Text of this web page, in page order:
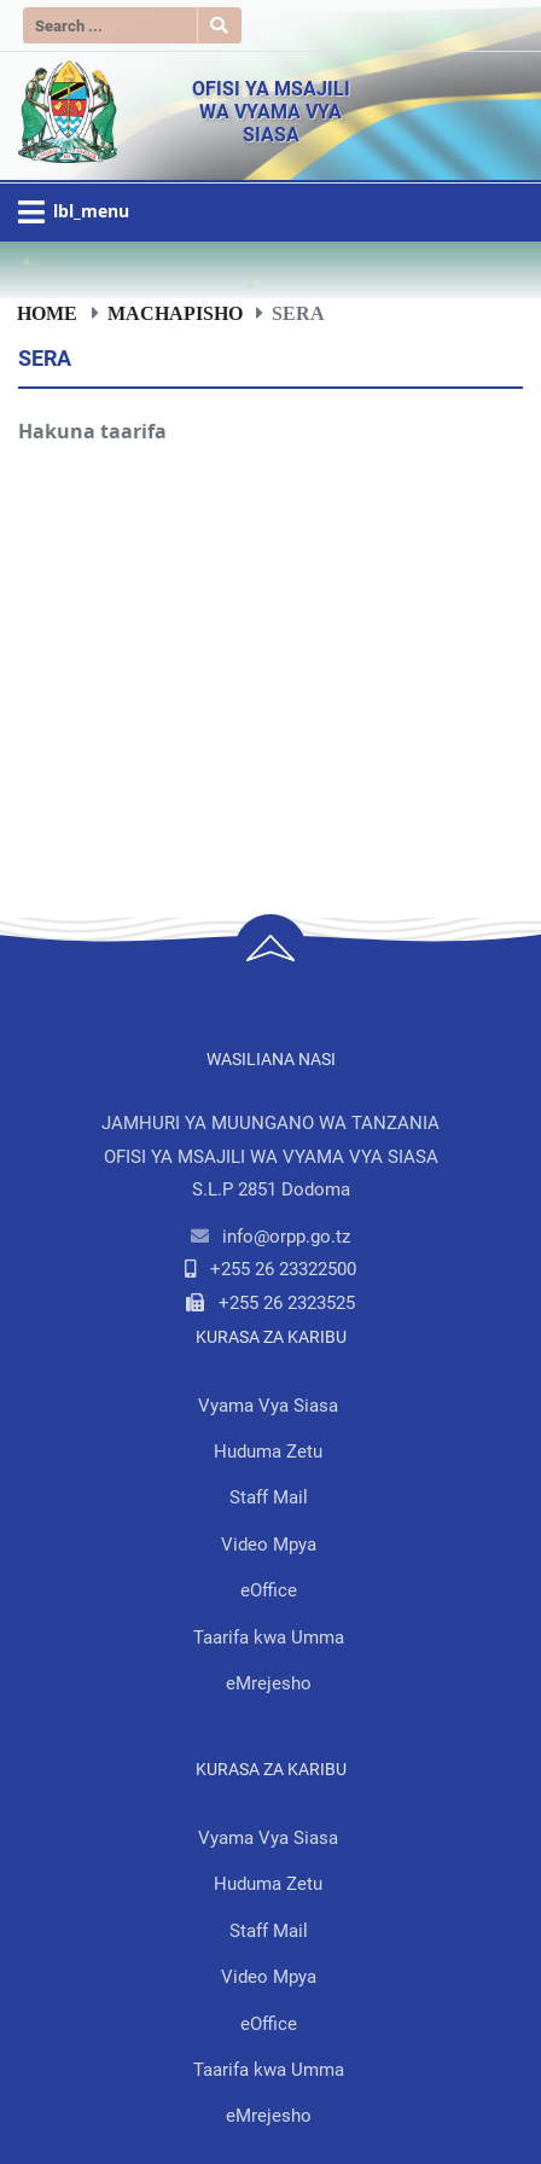
OFISI YA MSAJILI
WA VYAMA VYA
SIASA
lbl_menu
HOME MACHAPISHO SERA
SERA
Hakuna taarifa
WASILIANA NASI
JAMHURI YA MUUNGANO WA TANZANIA
OFISI YA MSAJILI WA VYAMA VYA SIASA
S.L.P 2851 Dodoma
info@orpp.go.tz
+255 26 23322500
+255 26 2323525
KURASA ZA KARIBU
Vyama Vya Siasa
Huduma Zetu
Staff Mail
Video Mpya
eOffice
Taarifa kwa Umma
eMrejesho
KURASA ZA KARIBU
Vyama Vya Siasa
Huduma Zetu
Staff Mail
Video Mpya
eOffice
Taarifa kwa Umma
eMrejesho